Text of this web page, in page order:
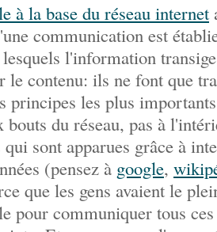
à la base du réseau internet
communication est
l'information
le contenu: ils ne font que
principes les plus
bouts du réseau, pas à
sont apparues grâce à
(pensez à google,
que les gens avaient le
pour communiquer tous